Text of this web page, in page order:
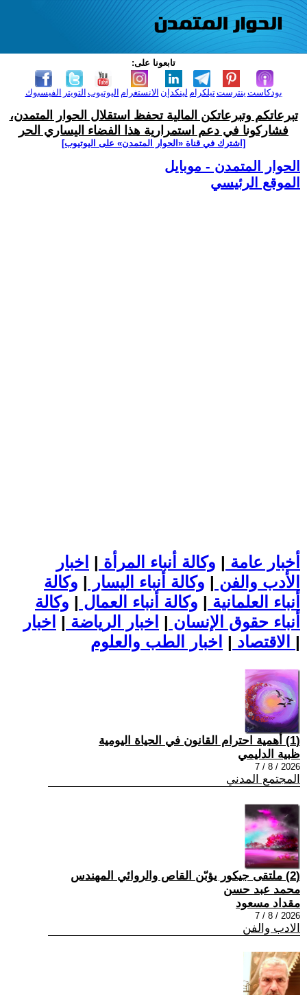
تابعونا على:
الفيسبوك التويتر اليوتيوب الانستغرام لينكدإن تيلكرامبنترست بودكاست
تبرعاتكم وتبرعاتكن المالية تحفظ استقلال الحوار المتمدن،
فشاركونا في دعم استمرارية هذا الفضاء اليساري الحر
[اشترك في قناة ‫«الحوار المتمدن» على اليوتيوب]
الحوار المتمدن - موبايل
الموقع الرئيسي
أخبار عامة | وكالة أنباء المرأة | اخبار
الأدب والفن | وكالة أنباء اليسار | وكالة
أنباء العلمانية | وكالة أنباء العمال | وكالة
أنباء حقوق الإنسان | اخبار الرياضة | اخبار
الاقتصاد | |
(1) أهمية احترام القانون في الحياة اليومية
ظبية الدليمي
2026 / 8 / 7
المجتمع المدني
(2) ملتقى جيكور يؤبّن القاص والروائي المهندس
محمد عبد حسن
مقداد مسعود
2026 / 8 / 7
الادب والفن